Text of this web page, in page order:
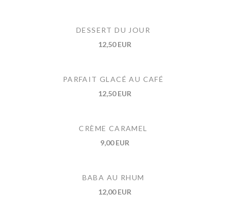
DESSERT DU JOUR
12,50 EUR
PARFAIT GLACÉ AU CAFÉ
12,50 EUR
CRÈME CARAMEL
9,00 EUR
BABA AU RHUM
12,00 EUR